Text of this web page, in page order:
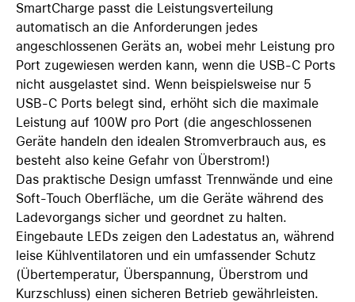
SmartCharge passt die Leistungsverteilung
automatisch an die Anforderungen jedes
angeschlossenen Geräts an, wobei mehr Leistung pro
Port zugewiesen werden kann, wenn die USB-C Ports
nicht ausgelastet sind. Wenn beispielsweise nur 5
USB-C Ports belegt sind, erhöht sich die maximale
Leistung auf 100W pro Port (die angeschlossenen
Geräte handeln den idealen Stromverbrauch aus, es
besteht also keine Gefahr von Überstrom!)
Das praktische Design umfasst Trennwände und eine
Soft-Touch Oberfläche, um die Geräte während des
Ladevorgangs sicher und geordnet zu halten.
Eingebaute LEDs zeigen den Ladestatus an, während
leise Kühlventilatoren und ein umfassender Schutz
(Übertemperatur, Überspannung, Überstrom und
Kurzschluss) einen sicheren Betrieb gewährleisten.